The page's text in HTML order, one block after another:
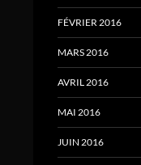
FÉVRIER 2016
MARS 2016
AVRIL 2016
MAI 2016
JUIN 2016